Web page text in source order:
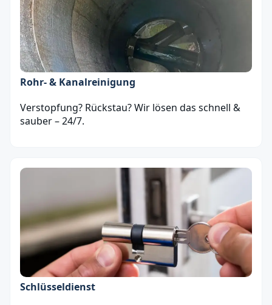
Rohr- & Kanalreinigung
Verstopfung? Rückstau? Wir lösen das schnell &
sauber – 24/7.
Schlüsseldienst